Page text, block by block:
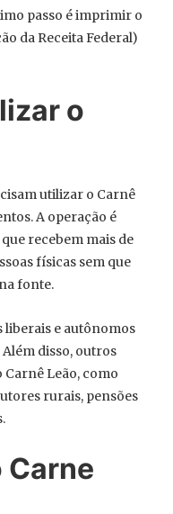
passo é imprimir o
da Receita Federal)
o
utilizar o Carnê
A operação é
recebem mais de
físicas sem que
fonte.
liberais e autônomos
disso, outros
Leão, como
rurais, pensões
Carne